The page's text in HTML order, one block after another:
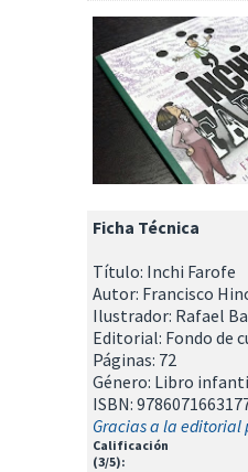
Ficha Técnica
Título: Inchi Farofe
Autor: Francisco
Ilustrador: Rafael
Editorial: Fondo de
Páginas: 72
Género: Libro
ISBN:
Gracias a la editorial
Calificación
(3/5):